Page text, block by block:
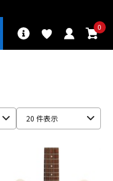
0
エフェクター
20 件表示